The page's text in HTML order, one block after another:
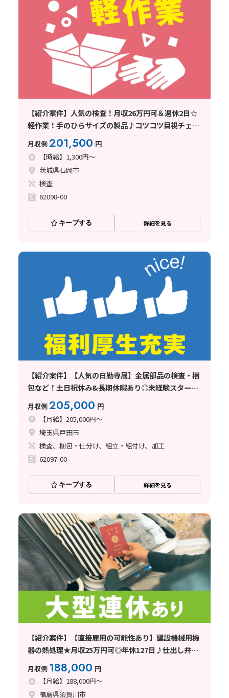
【紹介案件】人気の検査！月収26万円可＆週休2日☆
軽作業！手のひらサイズの製品♪コツコツ目視チェッ
ク◎オシャレ歓迎♪髪色自由
月収例201,500 円
【時給】1,300円～
茨城県石岡市
検査
62098-00
キープする 詳細を見る
【紹介案件】【人気の日勤専属】金属部品の検査・梱
包など！土日祝休み&長期休暇あり◎未経験スタート
月収例205,000 円
【月給】205,000円～
埼玉県戸田市
検査、梱包・仕分け、組立・組付け、加工
62097-00
キープする 詳細を見る
【紹介案件】【直接雇用の可能性あり】建設機械用機
器の熱処理★月収25万円可◎年休127日♪仕出し弁当
月収例 188,000 円
【月給】188,000円～
福島県須賀川市